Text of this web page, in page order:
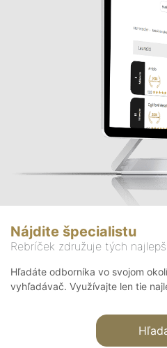
Nájdite špecialistu
Rebríček združuje tých
Hľadáte odborníka vo svojom
vyhľadávač. Využívajte len tie